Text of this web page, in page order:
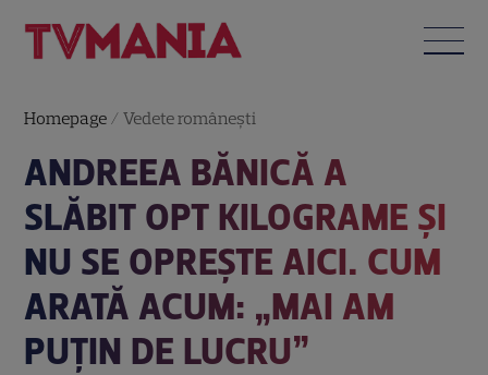
Homepage /Vedete româneşti
ANDREEA BĂNICĂ A
SLĂBIT OPT KILOGRAME ȘI
NU SE OPREȘTE AICI. CUM
ARATĂ ACUM: „MAI AM
PUȚIN DE LUCRU”